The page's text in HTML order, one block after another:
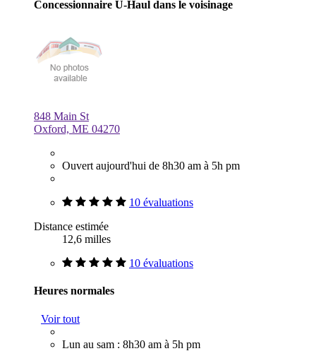
Concessionnaire U-Haul dans le voisinage
848 Main St
Oxford, ME 04270
Ouvert aujourd'hui de 8h30 am à 5h pm
10 évaluations
Distance estimée
12,6 milles
10 évaluations
Heures normales
Voir tout
Lun au sam : 8h30 am à 5h pm